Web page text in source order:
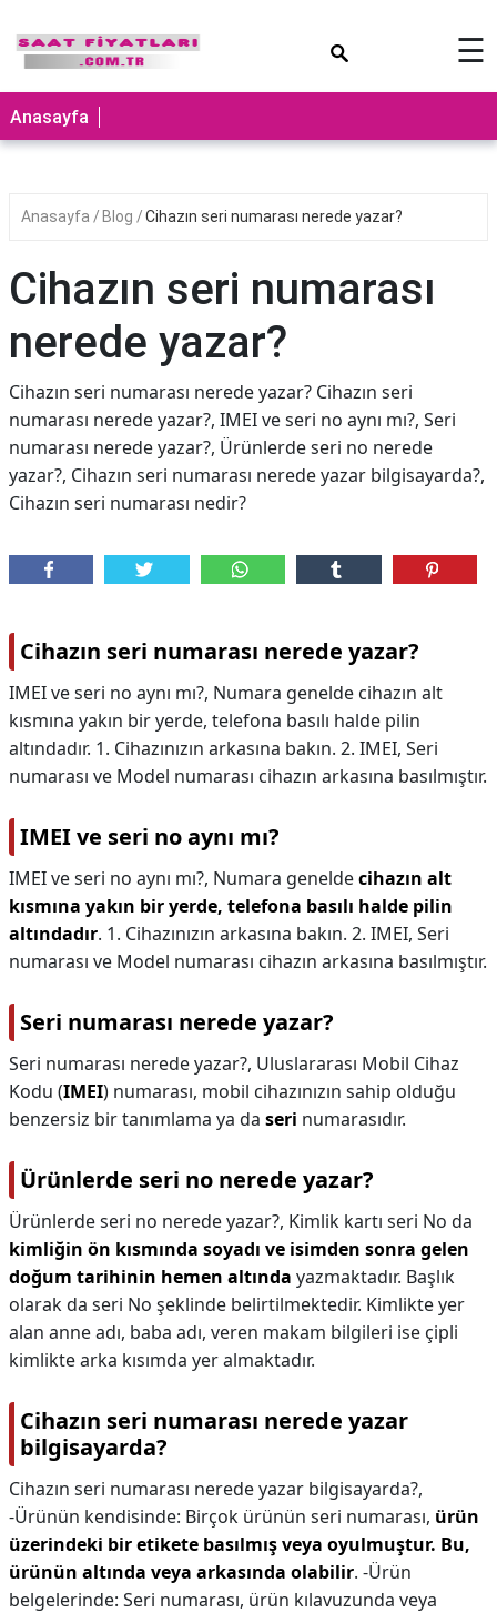
☰
Anasayfa
Anasayfa Blog Cihazın seri numarası nerede yazar?
Cihazın seri numarası
nerede yazar?
Cihazın seri numarası nerede yazar? Cihazın seri
numarası nerede yazar?, IMEI ve seri no aynı mı?, Seri
numarası nerede yazar?, Ürünlerde seri no nerede
yazar?, Cihazın seri numarası nerede yazar bilgisayarda?,
Cihazın seri numarası nedir?
Cihazın seri numarası nerede yazar?
IMEI ve seri no aynı mı?, Numara genelde cihazın alt
kısmına yakın bir yerde, telefona basılı halde pilin
altındadır. 1. Cihazınızın arkasına bakın. 2. IMEI, Seri
numarası ve Model numarası cihazın arkasına basılmıştır.
IMEI ve seri no aynı mı?
IMEI ve seri no aynı mı?, Numara geneldecihazın alt
kısmına yakın bir yerde, telefona basılı halde pilin
altındadır. 1. Cihazınızın arkasına bakın. 2. IMEI, Seri
numarası ve Model numarası cihazın arkasına basılmıştır.
Seri numarası nerede yazar?
Seri numarası nerede yazar?, Uluslararası Mobil Cihaz
Kodu (IMEI) numarası, mobil cihazınızın sahip olduğu
benzersiz bir tanımlama ya da seri numarasıdır.
Ürünlerde seri no nerede yazar?
Ürünlerde seri no nerede yazar?, Kimlik kartı seri No da
kimliğin ön kısmında soyadı ve isimden sonra gelen
doğum tarihinin hemen altında yazmaktadır. Başlık
olarak da seri No şeklinde belirtilmektedir. Kimlikte yer
alan anne adı, baba adı, veren makam bilgileri ise çipli
kimlikte arka kısımda yer almaktadır.
Cihazın seri numarası nerede yazar
bilgisayarda?
Cihazın seri numarası nerede yazar bilgisayarda?,
-Ürünün kendisinde: Birçok ürünün seri numarası, ürün
üzerindeki bir etikete basılmış veya oyulmuştur. Bu,
ürünün altında veya arkasında olabilir. -Ürün
belgelerinde: Seri numarası, ürün kılavuzunda veya